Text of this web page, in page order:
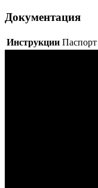
Документация
Инструкции